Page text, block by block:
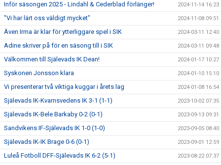
Inför säsongen 2025 - Lindahl & Cederblad förlänger! 2024-11-14 16:23
"Vi har lärt oss väldigt mycket" 2024-11-08 09:51
Även Irma är klar för ytterliggare spel i SIK 2024-03-11 12:40
Adine skriver på för en säsong till i SIK 2024-03-11 09:48
Välkommen till Själevads IK Dean! 2024-01-17 10:27
Syskonen Jonsson klara 2024-01-10 15:10
Vi presenterar två viktiga kuggar i årets lag 2024-01-08 16:54
Själevads IK-Kvarnsvedens IK 3-1 (1-1) 2023-10-02 07:35
Själevads IK-Bele Barkaby 0-2 (0-1) 2023-09-13 09:31
Sandvikens IF-Själevads IK 1-0 (1-0) 2023-09-05 08:40
Själevads IK-IK Brage 0-6 (0-1) 2023-09-01 12:59
Luleå Fotboll DFF-Själevads IK 6-2 (5-1) 2023-08-22 07:37